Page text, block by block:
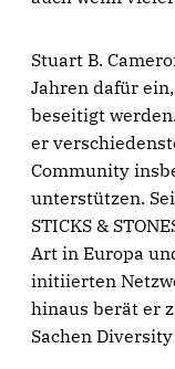
Stuart B.
Jahren dafür
beseitigt
er
Community
unterstützen.
STICKS &
Art in Europa
initiierten
hinaus berät er
Sachen